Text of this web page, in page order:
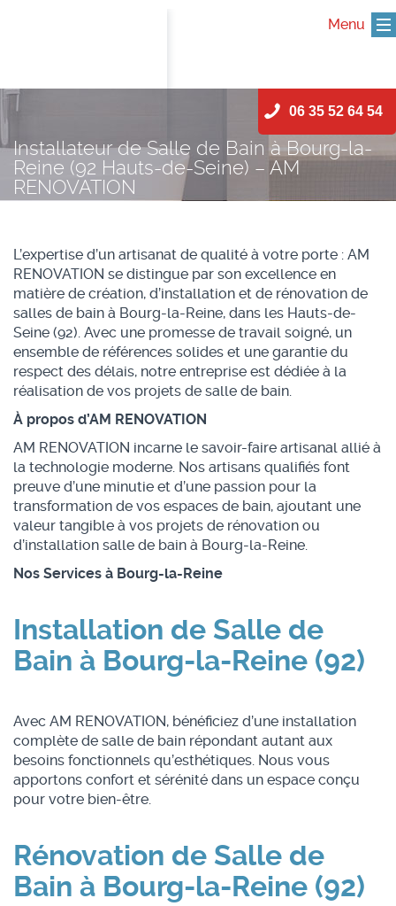
Skip
content
Menu
Installateur de Salle de Bain à Bourg-la-
Reine (92 Hauts-de-Seine) – AM
RENOVATION
06 35 52 64 54
L’expertise d’un artisanat de qualité à votre porte : AM
RENOVATION se distingue par son excellence en
matière de création, d’installation et de rénovation de
salles de bain à Bourg-la-Reine, dans les Hauts-de-
Seine (92). Avec une promesse de travail soigné, un
ensemble de références solides et une garantie du
respect des délais, notre entreprise est dédiée à la
réalisation de vos projets de salle de bain.
À propos d’AM RENOVATION
AM RENOVATION incarne le savoir-faire artisanal allié à
la technologie moderne. Nos artisans qualifiés font
preuve d’une minutie et d’une passion pour la
transformation de vos espaces de bain, ajoutant une
valeur tangible à vos projets de rénovation ou
d’installation salle de bain à Bourg-la-Reine.
Nos Services à Bourg-la-Reine
Installation de Salle de
Bain à Bourg-la-Reine (92)
Avec AM RENOVATION, bénéficiez d’une installation
complète de salle de bain répondant autant aux
besoins fonctionnels qu’esthétiques. Nous vous
apportons confort et sérénité dans un espace conçu
pour votre bien-être.
Rénovation de Salle de
Bain à Bourg-la-Reine (92)